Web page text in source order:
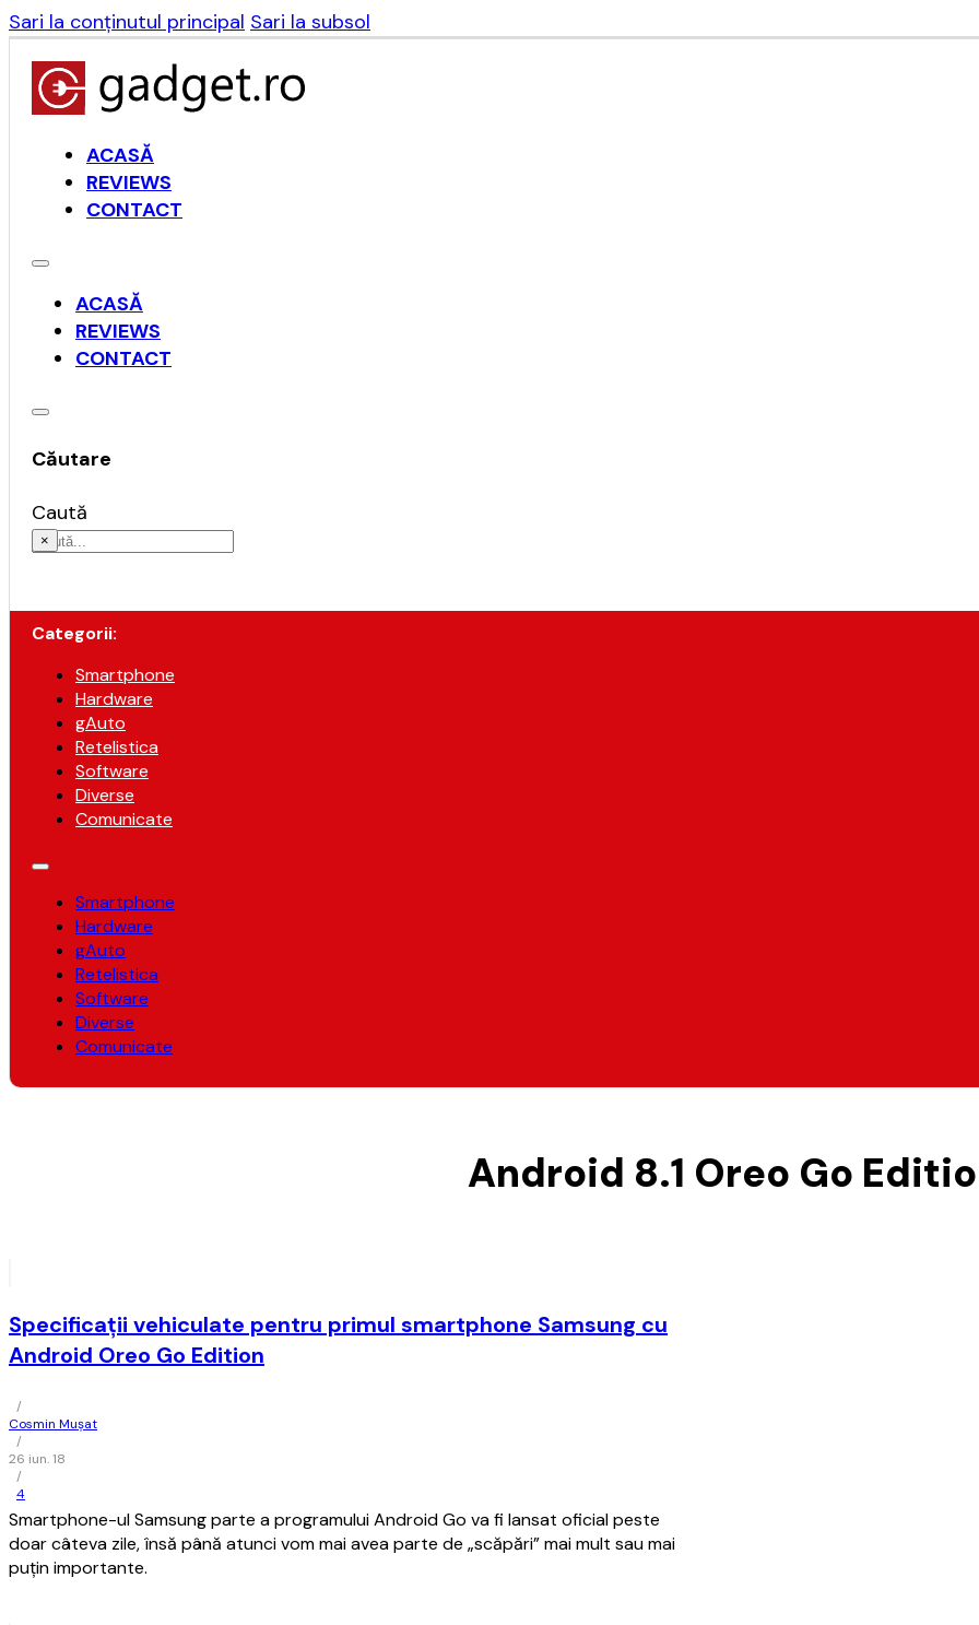
Sari la conținutul principal Sari la subsol
ACASĂ
REVIEWS
CONTACT
ACASĂ
REVIEWS
CONTACT
Căutare
Caută
×
Categorii:
Smartphone
Hardware
gAuto
Retelistica
Software
Diverse
Comunicate
Smartphone
Hardware
gAuto
Retelistica
Software
Diverse
Comunicate
Android 8.1 Oreo Go
Specificații vehiculate pentru primul smartphone Samsung cu
Android Oreo Go Edition
/
Cosmin Mușat
/
26 iun. 18
/
4
Smartphone-ul Samsung parte a programului Android Go va fi lansat oficial peste
doar câteva zile, însă până atunci vom mai avea parte de „scăpări” mai mult sau mai
puţin importante.